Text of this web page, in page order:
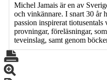
Michel Jamais är en av
och vinkännare. I snart 30 år
passion inspirerat tiotusentals
provningar, föreläsningar,
teveinslag, samt genom